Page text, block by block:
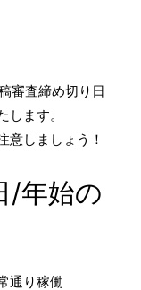
審査締め切り日
します。
意しましょう！
/年始の
通り稼働